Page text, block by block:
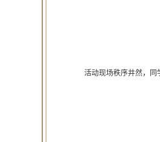
活动现场秩序井然，同学们